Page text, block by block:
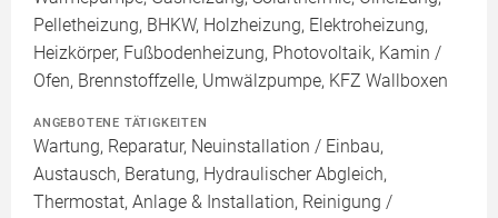
Pelletheizung, BHKW, Holzheizung, Elektroheizung,
Heizkörper, Fußbodenheizung, Photovoltaik, Kamin /
Ofen, Brennstoffzelle, Umwälzpumpe, KFZ Wallboxen
ANGEBOTENE TÄTIGKEITEN
Wartung, Reparatur, Neuinstallation / Einbau,
Austausch, Beratung, Hydraulischer Abgleich,
Thermostat, Anlage & Installation, Reinigung /